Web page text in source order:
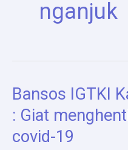
nganjuk
Bansos IGTKI
: Giat
covid-19